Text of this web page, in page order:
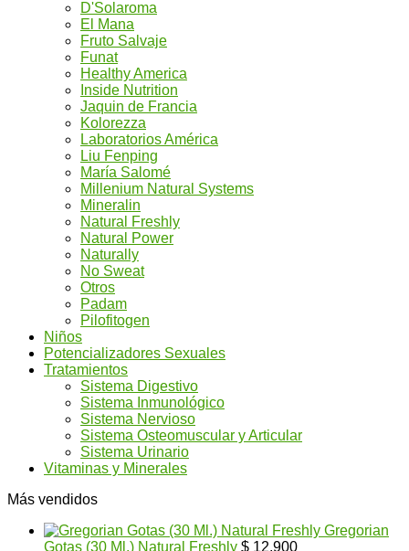
D'Solaroma
El Mana
Fruto Salvaje
Funat
Healthy America
Inside Nutrition
Jaquin de Francia
Kolorezza
Laboratorios América
Liu Fenping
María Salomé
Millenium Natural Systems
Mineralin
Natural Freshly
Natural Power
Naturally
No Sweat
Otros
Padam
Pilofitogen
Niños
Potencializadores Sexuales
Tratamientos
Sistema Digestivo
Sistema Inmunológico
Sistema Nervioso
Sistema Osteomuscular y Articular
Sistema Urinario
Vitaminas y Minerales
Más vendidos
Gregorian
Gotas (30 Ml.) Natural Freshly $ 12.900